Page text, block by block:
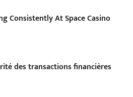
Consistently At Space Casino
des transactions financières